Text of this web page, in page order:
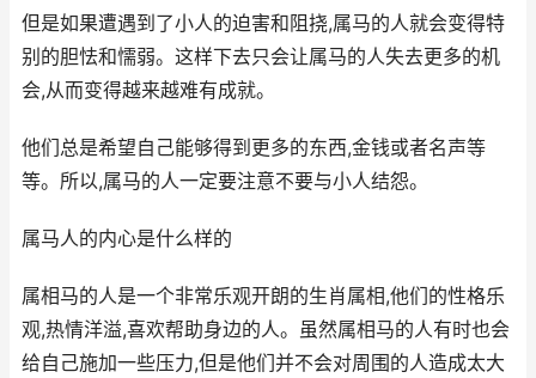
但是如果遭遇到了小人的迫害和阻挠,属马的人就会变得特
别的胆怯和懦弱。这样下去只会让属马的人失去更多的机
会,从而变得越来越难有成就。
他们总是希望自己能够得到更多的东西,金钱或者名声等
等。所以,属马的人一定要注意不要与小人结怨。
属马人的内心是什么样的
属相马的人是一个非常乐观开朗的生肖属相,他们的性格乐
观,热情洋溢,喜欢帮助身边的人。虽然属相马的人有时也会
给自己施加一些压力,但是他们并不会对周围的人造成太大